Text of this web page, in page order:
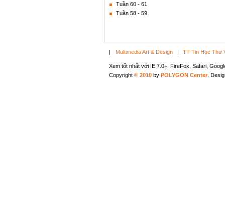
Tuần 60 - 61
Tuần 58 - 59
| Multimedia Art & Design | TT Tin Học Thư
Xem tốt nhất với IE 7.0+, FireFox, Safari,
Copyright © 2010 by POLYGON Center .